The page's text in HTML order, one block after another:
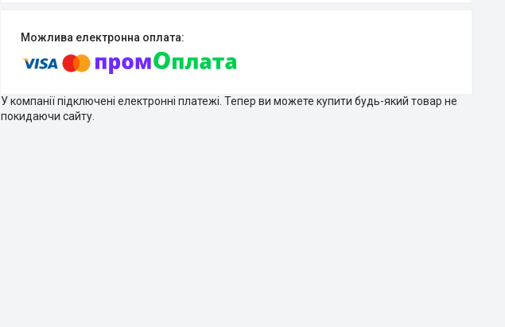
У компанії підключені електронні платежі. Тепер ви можете купити будь-який товар не
покидаючи сайту.